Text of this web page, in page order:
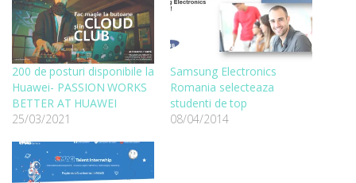
200 de posturi disponibile la
Huawei- PASSION WORKS
BETTER AT HUAWEI
25/03/2021
Samsung Electronics
Romania selecteaza
studenti de top
08/04/2014